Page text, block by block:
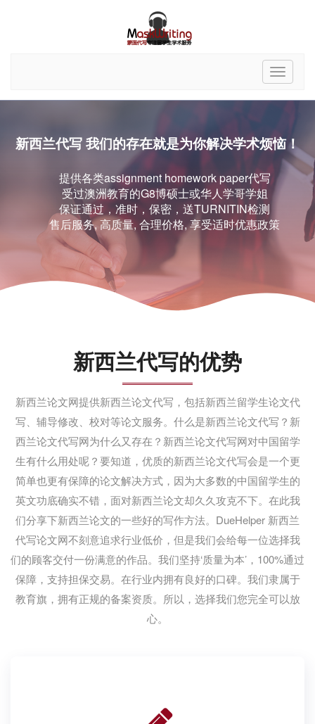
新西兰代写 我们的存在就是为你解决学术烦恼！
提供各类assignment homework paper代写
受过澳洲教育的G8博硕士或华人学哥学姐
保证通过，准时，保密，送TURNITIN检测
售后服务, 高质量, 合理价格, 享受适时优惠政策
新西兰代写的优势
新西兰论文网提供新西兰论文代写，包括新西兰留学生论文代
写、辅导修改、校对等论文服务。什么是新西兰论文代写？新
西兰论文代写网为什么又存在？新西兰论文代写网对中国留学
生有什么用处呢？要知道，优质的新西兰论文代写会是一个更
简单也更有保障的论文解决方式，因为大多数的中国留学生的
英文功底确实不错，面对新西兰论文却久久攻克不下。在此我
们分享下新西兰论文的一些好的写作方法。DueHelper 新西兰
代写论文网不刻意追求行业低价，但是我们会给每一位选择我
们的顾客交付一份满意的作品。我们坚持‘质量为本’，100%通过
保障，支持担保交易。在行业内拥有良好的口碑。我们隶属于
教育旗，拥有正规的备案资质。所以，选择我们您完全可以放
心。